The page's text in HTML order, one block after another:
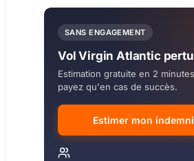
SANS ENGAGEMENT
Vol Virgin Atlantic
Estimation gratuite en 2
payez qu'en cas de succès.
Estimer mon